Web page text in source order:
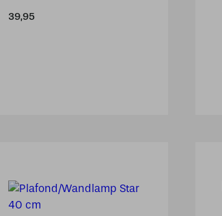
39,95